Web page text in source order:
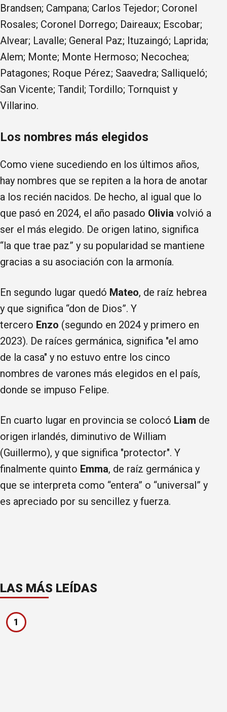
Brandsen; Campana; Carlos Tejedor; Coronel
Rosales; Coronel Dorrego; Daireaux; Escobar;
Alvear; Lavalle; General Paz; Ituzaingó; Laprida;
Alem; Monte; Monte Hermoso; Necochea;
Patagones; Roque Pérez; Saavedra; Salliqueló;
San Vicente; Tandil; Tordillo; Tornquist y
Villarino.
Los nombres más elegidos
Como viene sucediendo en los últimos años,
hay nombres que se repiten a la hora de anotar
a los recién nacidos. De hecho, al igual que lo
que pasó en 2024, el año pasado Olivia volvió a
ser el más elegido. De origen latino, significa
“la que trae paz” y su popularidad se mantiene
gracias a su asociación con la armonía.
En segundo lugar quedó Mateo, de raíz hebrea
y que significa “don de Dios”. Y
tercero Enzo (segundo en 2024 y primero en
2023). De raíces germánica, significa "el amo
de la casa" y no estuvo entre los cinco
nombres de varones más elegidos en el país,
donde se impuso Felipe.
En cuarto lugar en provincia se colocó Liam de
origen irlandés, diminutivo de William
(Guillermo), y que significa "protector". Y
finalmente quinto Emma, de raíz germánica y
que se interpreta como “entera” o “universal” y
es apreciado por su sencillez y fuerza.
LAS MÁS LEÍDAS
1